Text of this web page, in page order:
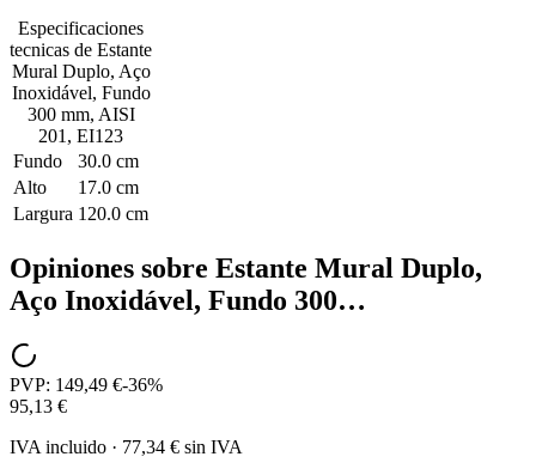
Especificaciones
tecnicas de Estante
Mural Duplo, Aço
Inoxidável, Fundo
300 mm, AISI
201, EI123
Fundo
30.0 cm
Alto
17.0 cm
Largura 120.0 cm
Opiniones sobre Estante Mural Duplo,
Aço Inoxidável, Fundo 300…
PVP: 149,49 €-36%
95,13 €
IVA incluido · 77,34 € sin IVA